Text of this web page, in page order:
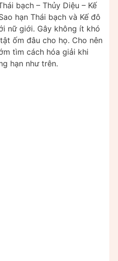
bạch – Thủy Diệu – Kế
hạn Thái bạch và Kế đô
nữ giới. Gây không ít khó
ốm đâu cho họ. Cho nên
tìm cách hóa giải khi
hạn như trên.